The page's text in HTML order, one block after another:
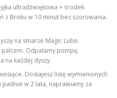
ultradźwiękowa + środek
z Broku w 10 minut bez szorowania.
na smarze Magic Lube.
palcem. Odpalamy pompę.
na każdej dyszy.
Dostajesz listę wymienionych
padnie w 2 lata, naprawiamy za